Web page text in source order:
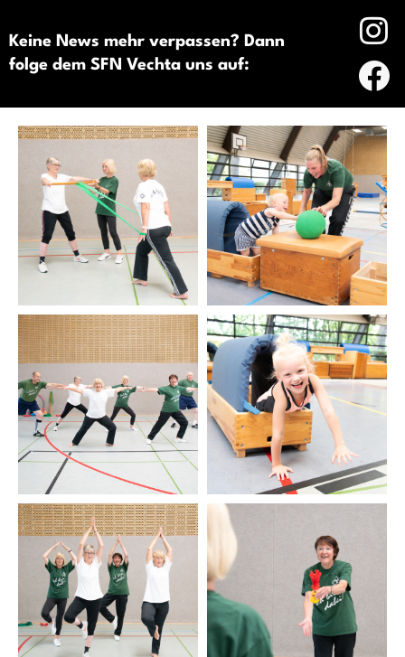
Keine News mehr verpassen? Dann
folge dem SFN Vechta uns auf: